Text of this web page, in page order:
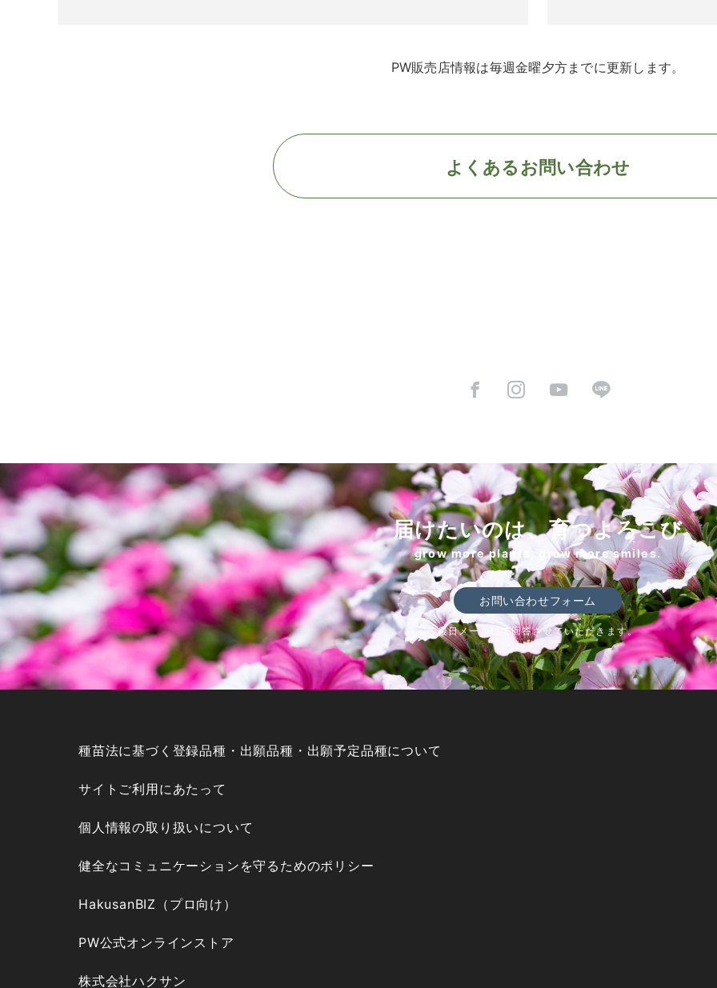
PW販売店情報は毎週金曜夕方までに更新します。
よくあるお問い合わせ
届けたいのは、育つよろこび
grow more plants, grow more smiles.
お問い合わせフォーム
後日メールにて回答させていただきます。
種苗法に基づく登録品種・出願品種・出願予定品種について
サイトご利用にあたって
個人情報の取り扱いについて
健全なコミュニケーションを守るためのポリシー
HakusanBIZ（プロ向け）
PW公式オンラインストア
株式会社ハクサン